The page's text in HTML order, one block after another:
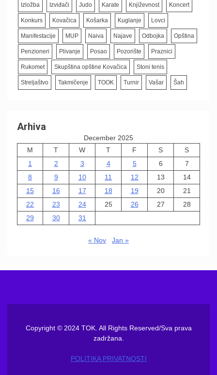
Izložba Izviđači Judo Karate Književnost Koncert
Konkurs Kovačica Košarka Kuglanje Lovci
Manifestacije MUP Naiva Najave Odbojka Opština
Penzioneri Plivanje Posao Pozorište Praznici
Rukomet Skupština opštine Kovačica Stoni tenis
Streljaštvo Takmičenje TOOK Turnir Vašar Šah
Arhiva
December 2025
M
T W T F S
S
1
2 3 4 5 6
7
8
9 10 11 12 13
14
15
16 17 18 19 20
21
22
23 24 25 26 27
28
29
30 31
« Nov Jan »
Copyright © 2024 TOK. All Rights Reserved/Sva prava
zadržana.
POLITIKA PRIVATNOSTI